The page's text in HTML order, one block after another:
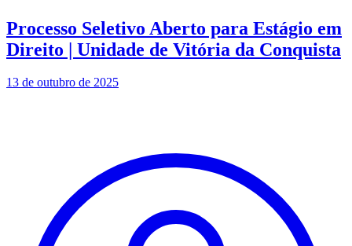
Processo Seletivo Aberto para Estágio em
Direito | Unidade de Vitória da Conquista
13 de outubro de 2025